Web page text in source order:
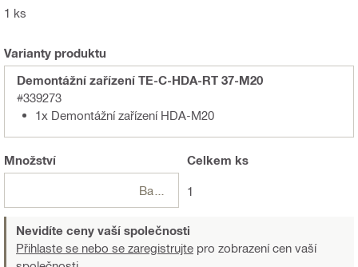
1 ks
Varianty produktu
Demontážní zařízení TE-C-HDA-RT 37-M20
#339273
1x Demontážní zařízení HDA-M20
Množství Celkem ks
1
Nevidíte ceny vaší společnosti
Přihlaste se nebo se zaregistrujte pro zobrazení cen vaší